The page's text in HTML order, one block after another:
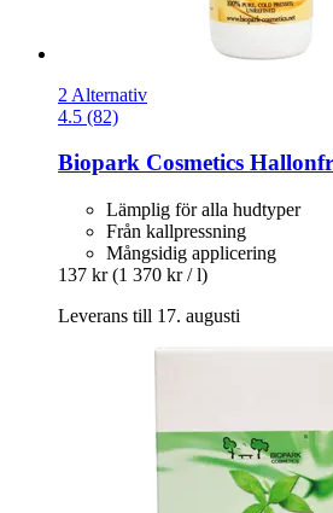
2 Alternativ
4.5 (82)
Biopark Cosmetics
Lämplig för alla hudtyper
Från kallpressning
Mångsidig applicering
137 kr (1 370 kr / l)
Leverans till 17. augusti